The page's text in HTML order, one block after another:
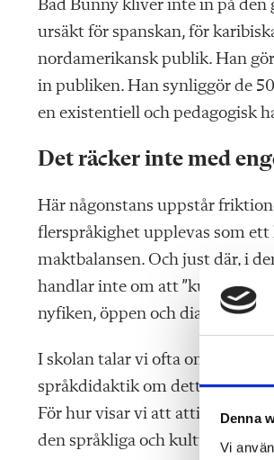
Denna
Vi
Bad Bunny kliver inte in på den
ursäkt för spanskan, för
nordamerikansk publik. Han
in publiken. Han synliggör de
en existentiell och pedagogisk
Det räcker inte med
Här någonstans uppstår
flerspråkighet upplevas som ett
maktbalansen. Och just där, i
handlar inte om att ”kunna
nyfiken, öppen och dialogisk.
I skolan talar vi ofta om vikten
språkdidaktik om detta, om
För hur visar vi att attityden
den språkliga och kulturella